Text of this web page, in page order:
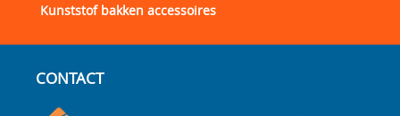
Kunststof bakken accessoires
CONTACT